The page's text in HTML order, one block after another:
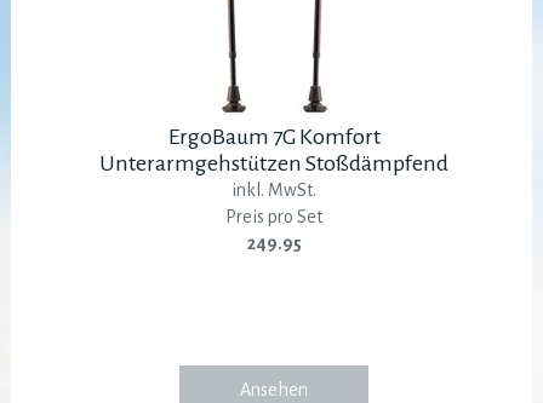
ErgoBaum 7G Komfort
Unterarmgehstützen Stoßdämpfend
inkl. MwSt.
Preis pro Set
249.95
Ansehen